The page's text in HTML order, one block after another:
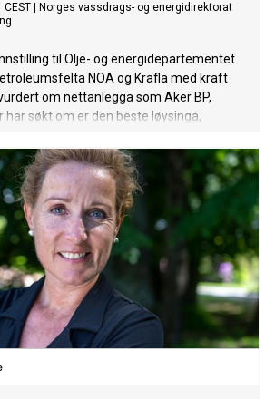
Norges vassdrags- og energidirektorat
til Olje- og energidepartementet
NOA og Krafla med kraft
om nettanlegga som Aker BP,
har søkt om er den beste løysinga,
tar no over vidare sakshandsaming